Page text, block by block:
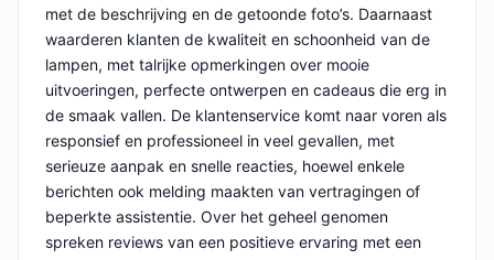
met de beschrijving en de getoonde foto’s. Daarnaast
waarderen klanten de kwaliteit en schoonheid van de
lampen, met talrijke opmerkingen over mooie
uitvoeringen, perfecte ontwerpen en cadeaus die erg in
de smaak vallen. De klantenservice komt naar voren als
responsief en professioneel in veel gevallen, met
serieuze aanpak en snelle reacties, hoewel enkele
berichten ook melding maakten van vertragingen of
beperkte assistentie. Over het geheel genomen
spreken reviews van een positieve ervaring met een